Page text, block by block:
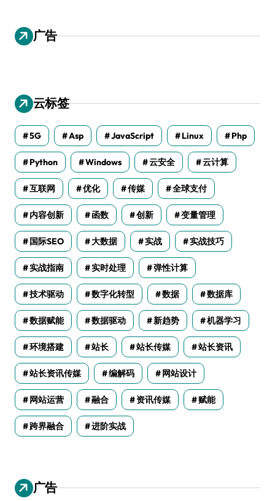
广告
云标签
5G Asp JavaScript Linux Php
Python Windows 云安全 云计算
互联网 优化 传媒 全球支付
内容创新 函数 创新 变量管理
国际SEO 大数据 实战 实战技巧
实战指南 实时处理 弹性计算
技术驱动 数字化转型 数据 数据库
数据赋能 数据驱动 新趋势 机器学习
环境搭建 站长 站长传媒 站长资讯
站长资讯传媒 编解码 网站设计
网站运营 融合 资讯传媒 赋能
跨界融合 进阶实战
广告